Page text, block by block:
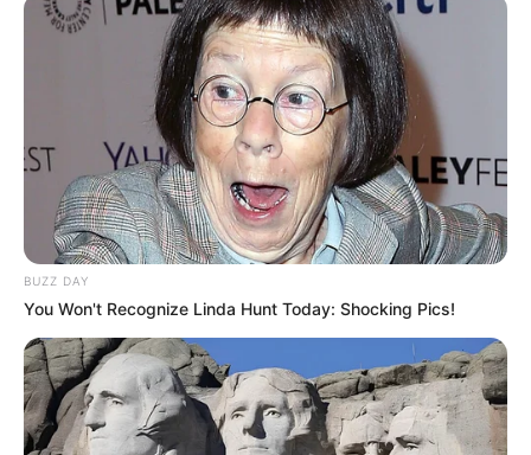
BUZZ DAY
You Won't Recognize Linda Hunt Today: Shocking Pics!